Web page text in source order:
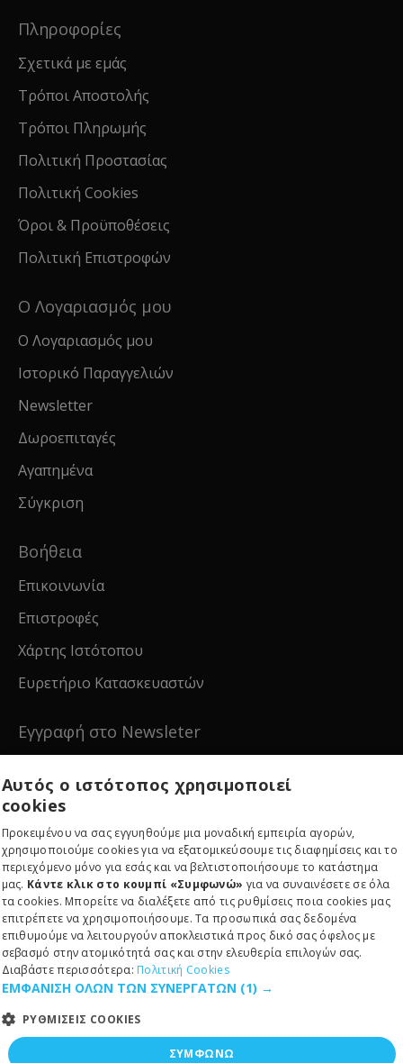
Πληροφορίες
Σχετικά με εμάς
Τρόποι Αποστολής
Τρόποι Πληρωμής
Πολιτική Προστασίας
Πολιτική Cookies
Όροι & Προϋποθέσεις
Πολιτική Επιστροφών
Ο Λογαριασμός μου
Ο Λογαριασμός μου
Ιστορικό Παραγγελιών
Newsletter
Δωροεπιταγές
Αγαπημένα
Σύγκριση
Βοήθεια
Επικοινωνία
Επιστροφές
Χάρτης Ιστότοπου
Ευρετήριο Κατασκευαστών
Εγγραφή στο Newsleter
Εγγραφείτε για νέα και ειδικές προσφορές!
Εγγραφείτε
Αυτός ο ιστότοπος χρησιμοποιεί
cookies
Προκειμένου να σας εγγυηθούμε μια μοναδική εμπειρία αγορών,
χρησιμοποιούμε cookies για να εξατομικεύσουμε τις διαφημίσεις και το
περιεχόμενο μόνο για εσάς και να βελτιστοποιήσουμε το κατάστημα
μας. Κάντε κλικ στο κουμπί «Συμφωνώ» για να συναινέσετε σε όλα
τα cookies. Μπορείτε να διαλέξετε από τις ρυθμίσεις ποια cookies μας
επιτρέπετε να χρησιμοποιήσουμε. Τα προσωπικά σας δεδομένα
επιθυμούμε να λειτουργούν αποκλειστικά προς δικό σας όφελος με
σεβασμό στην ατομικότητά σας και στην ελευθερία επιλογών σας.
Διαβάστε περισσότερα: Πολιτική Cookies
ΕΜΦΑΝΙΣΗ ΟΛΩΝ ΤΩΝ ΣΥΝΕΡΓΑΤΩΝ (1) →
ΡΥΘΜΙΣΕΙΣ COOKIES
ΣΥΜΦΩΝΩ